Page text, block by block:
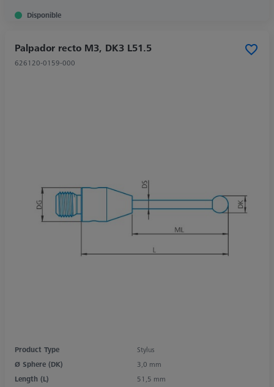
Disponible
Palpador recto M3, DK3 L51.5
626120-0159-000
Product Type
Stylus
Ø Sphere (DK)
3,0 mm
Length (L)
51,5 mm